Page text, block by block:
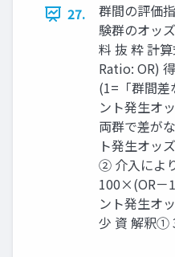
27.
群間の評価
験群のオッ
料 抜 粋 計
Ratio: OR)
(1=「群間差
ント発生オ
両群で差が
ト発生オッ
② 介⼊によ
100×(OR－
ント発生オ
少 資 解釈①